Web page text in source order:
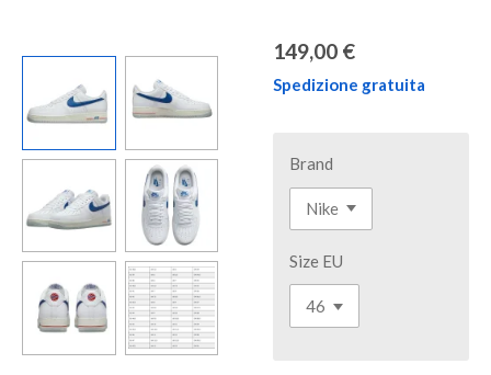
149,00 €
Spedizione gratuita
Brand
Size EU